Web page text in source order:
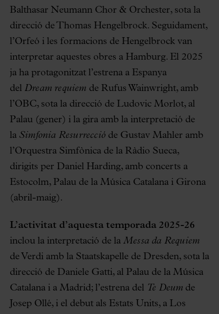
Balthasar Neumann Chor & Orchester, sota la
direcció de Thomas Hengelbrock. Seguidament,
l’Orfeó i les formacions de Hengelbrock van
interpretar aquestes obres a Hamburg. El 2025
ja ha protagonitzat l’estrena a Espanya
del Dream requiem de Rufus Wainwright, amb
l’OBC, sota la direcció de Ludovic Morlot, al
Palau (gener) i la gira amb la interpretació de
la Simfonia Resurrecció de Gustav Mahler amb
l’Orquestra Simfònica de la Ràdio Sueca,
dirigits per Daniel Harding, amb concerts a
Estocolm, Palau de la Música Catalana i Girona
(abril-maig).
L’activitat d’aquesta temporada 2025-26
inclou la interpretació de la Messa da Requiem
de Verdi amb la Staatskapelle de Dresden, sota la
direcció de Daniele Gatti, al Palau de la Música
Catalana i a Madrid; l’estrena del Te Deum de
Josep Ollé, i el debut als Estats Units, a Los